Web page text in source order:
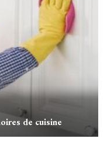
de cuisine